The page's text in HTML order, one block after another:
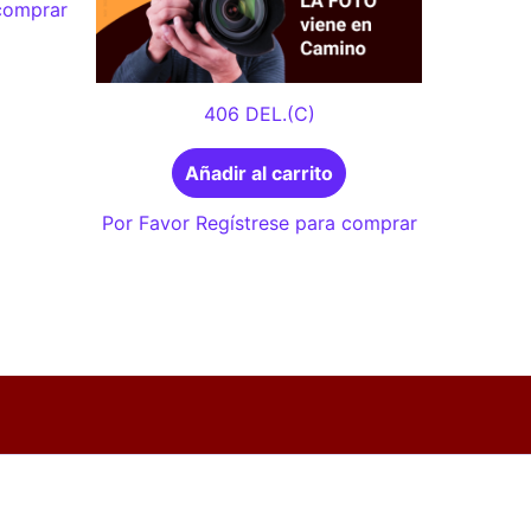
406 DEL.(C)
Añadir al carrito
Por Favor Regístrese para comprar